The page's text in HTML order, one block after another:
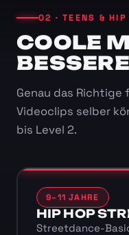
02 · TEENS & HIP
COOLE
Genau das Richtige
Videoclips selber
bis Level 2.
9–11 JAHRE
HIP HOP
Streetdance-